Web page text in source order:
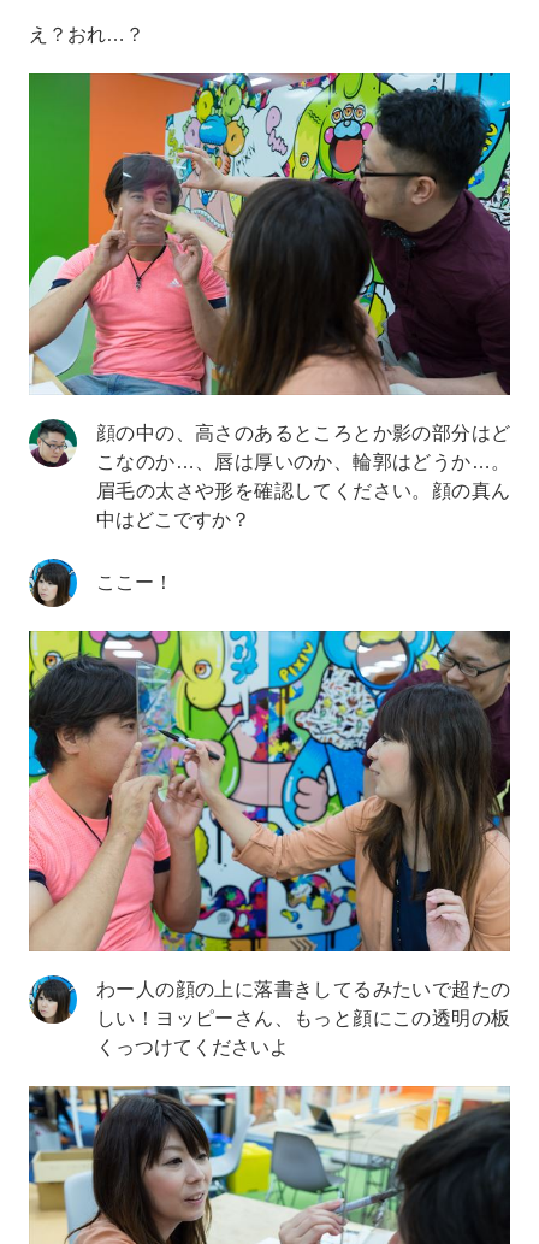
え？おれ…？
顔の中の、高さのあるところとか影の部分はど
こなのか…、唇は厚いのか、輪郭はどうか…。
眉毛の太さや形を確認してください。顔の真ん
中はどこですか？
ここー！
わー人の顔の上に落書きしてるみたいで超たの
しい！ヨッピーさん、もっと顔にこの透明の板
くっつけてくださいよ